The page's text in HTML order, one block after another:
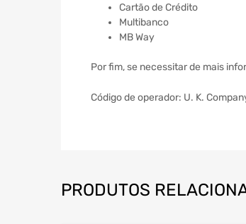
Cartão de Crédito
Multibanco
MB Way
Por fim, se necessitar de mais
Código de operador: U. K.
PRODUTOS